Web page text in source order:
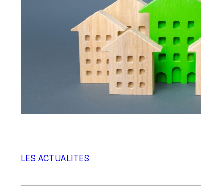
LES ACTUALITES